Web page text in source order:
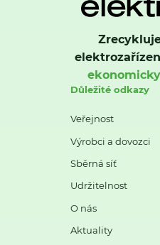
Důležité odkazy
Veřejnost
Výrobci a dovozci
Sběrná síť
Udržitelnost
O nás
Aktuality